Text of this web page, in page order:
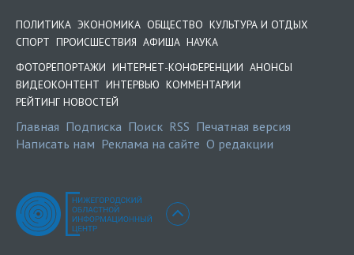
ПОЛИТИКА ЭКОНОМИКА ОБЩЕСТВО КУЛЬТУРА И ОТДЫХ
СПОРТ ПРОИСШЕСТВИЯ АФИША НАУКА
ФОТОРЕПОРТАЖИ ИНТЕРНЕТ-КОНФЕРЕНЦИИ АНОНСЫ
ВИДЕОКОНТЕНТ ИНТЕРВЬЮ КОММЕНТАРИИ
РЕЙТИНГ НОВОСТЕЙ
Главная Подписка Поиск RSS Печатная версия
Написать нам Реклама на сайте О редакции